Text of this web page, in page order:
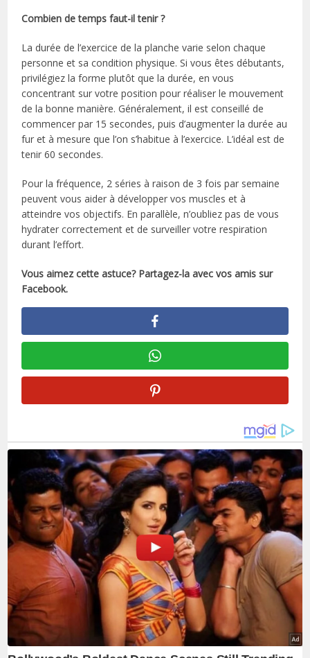
Combien de temps faut-il tenir ?
La durée de l’exercice de la planche varie selon chaque
personne et sa condition physique. Si vous êtes débutants,
privilégiez la forme plutôt que la durée, en vous
concentrant sur votre position pour réaliser le mouvement
de la bonne manière. Généralement, il est conseillé de
commencer par 15 secondes, puis d’augmenter la durée au
fur et à mesure que l’on s’habitue à l’exercice. L’idéal est de
tenir 60 secondes.
Pour la fréquence, 2 séries à raison de 3 fois par semaine
peuvent vous aider à développer vos muscles et à
atteindre vos objectifs. En parallèle, n’oubliez pas de vous
hydrater correctement et de surveiller votre respiration
durant l’effort.
Vous aimez cette astuce? Partagez-la avec vos amis sur
Facebook.